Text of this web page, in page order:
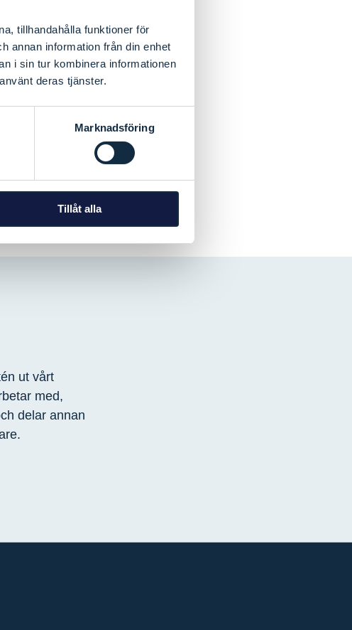
tillhandahålla funktioner för
annan information från din enhet
i sin tur kombinera informationen
deras tjänster.
Marknadsföring
Tillåt alla
ut vårt
med,
delar annan